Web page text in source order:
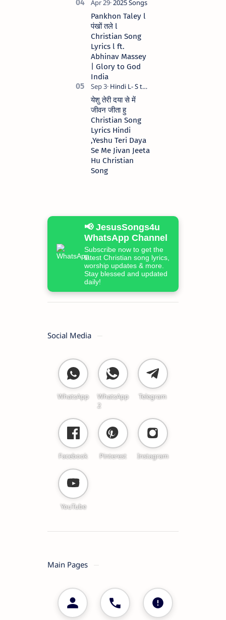
Pankhon Taley l
पंखों तले l
Christian Song
Lyrics l ft.
Abhinav Massey
| Glory to God
India
येशु तेरी दया से में
जीवन जीता हु
Christian Song
Lyrics Hindi
,Yeshu Teri Daya
Se Me Jivan Jeeta
Hu Christian
Song
📢 JesusSongs4u
WhatsApp Channel
Subscribe now to get the
latest Christian song lyrics,
worship updates & more.
Stay blessed and updated
daily!
Social Media
WhatsApp
WhatsApp
2
Telegram
Facebook Pinterest Instagram
YouTube
Main Pages